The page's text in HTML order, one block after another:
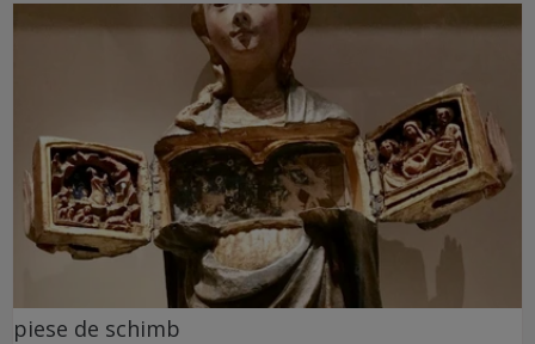
piese de schimb